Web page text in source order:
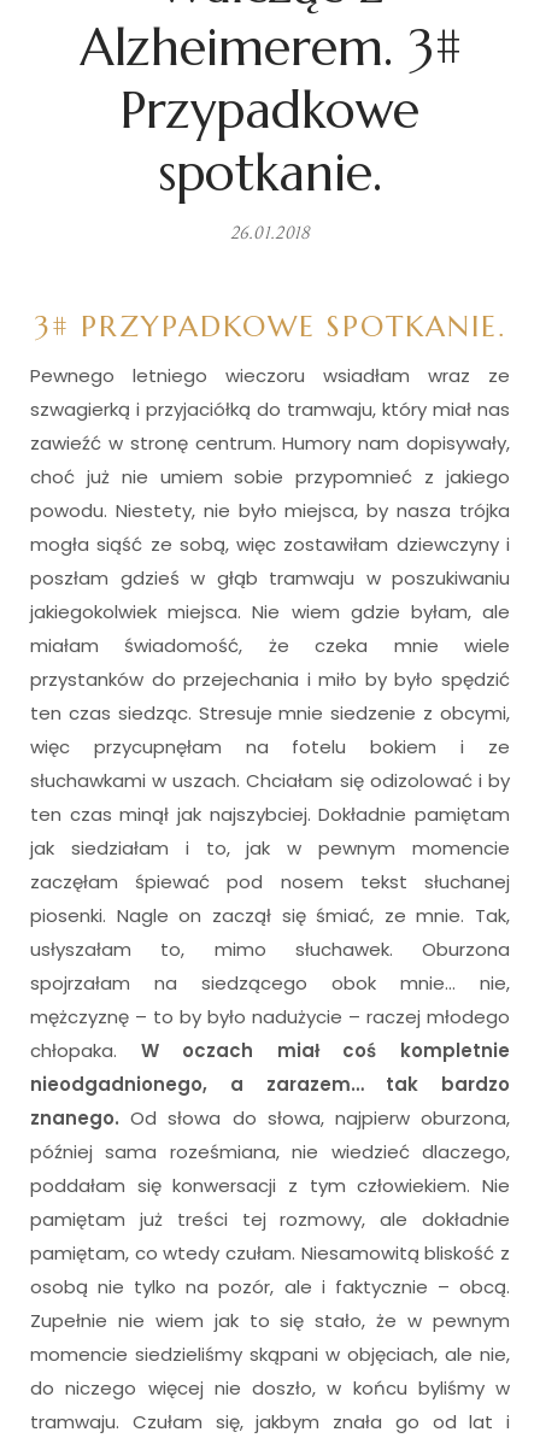
Alzheimerem. 3#
Przypadkowe
spotkanie.
26.01.2018
3# PRZYPADKOWE SPOTKANIE.
Pewnego letniego wieczoru wsiadłam wraz ze
szwagierką i przyjaciółką do tramwaju, który miał nas
zawieźć w stronę centrum. Humory nam dopisywały,
choć już nie umiem sobie przypomnieć z jakiego
powodu. Niestety, nie było miejsca, by nasza trójka
mogła siąść ze sobą, więc zostawiłam dziewczyny i
poszłam gdzieś w głąb tramwaju w poszukiwaniu
jakiegokolwiek miejsca. Nie wiem gdzie byłam, ale
miałam świadomość, że czeka mnie wiele
przystanków do przejechania i miło by było spędzić
ten czas siedząc. Stresuje mnie siedzenie z obcymi,
więc przycupnęłam na fotelu bokiem i ze
słuchawkami w uszach. Chciałam się odizolować i by
ten czas minął jak najszybciej. Dokładnie pamiętam
jak siedziałam i to, jak w pewnym momencie
zaczęłam śpiewać pod nosem tekst słuchanej
piosenki. Nagle on zaczął się śmiać, ze mnie. Tak,
usłyszałam to, mimo słuchawek. Oburzona
spojrzałam na siedzącego obok mnie… nie,
mężczyznę – to by było nadużycie – raczej młodego
chłopaka. W oczach miał coś kompletnie
nieodgadnionego, a zarazem… tak bardzo
znanego. Od słowa do słowa, najpierw oburzona,
później sama roześmiana, nie wiedzieć dlaczego,
poddałam się konwersacji z tym człowiekiem. Nie
pamiętam już treści tej rozmowy, ale dokładnie
pamiętam, co wtedy czułam. Niesamowitą bliskość z
osobą nie tylko na pozór, ale i faktycznie – obcą.
Zupełnie nie wiem jak to się stało, że w pewnym
momencie siedzieliśmy skąpani w objęciach, ale nie,
do niczego więcej nie doszło, w końcu byliśmy w
tramwaju. Czułam się, jakbym znała go od lat i